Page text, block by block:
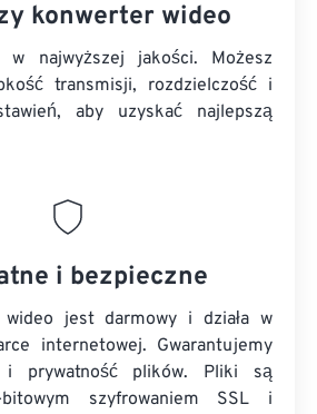
konwerter wideo
najwyższej jakości. Możesz
transmisji, rozdzielczość i
aby uzyskać najlepszą
i bezpieczne
jest darmowy i działa w
internetowej. Gwarantujemy
i prywatność plików. Pliki są
szyfrowaniem SSL i